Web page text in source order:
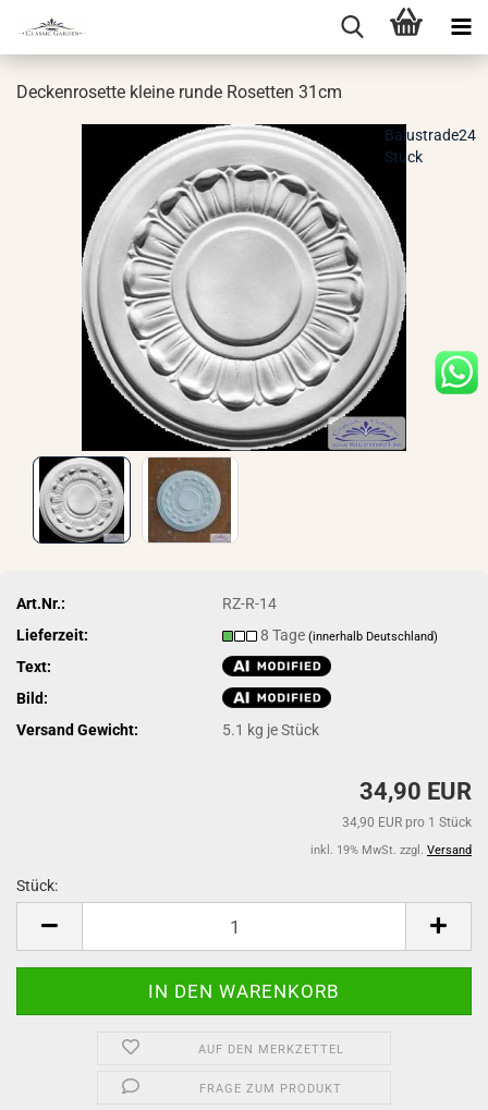
De­cken­ro­set­te klei­ne runde Ro­set­ten 31cm
Balustrade24
Stuck
Art.Nr.:
RZ-R-14
Lieferzeit:
8 Tage(innerhalb Deutschland)
Text:
Bild:
Versand Gewicht:
5.1 kg je Stück
34,90 EUR
34,90 EUR pro 1 Stück
inkl. 19% MwSt. zzgl. Versand
Stück:
AUF DEN MERKZETTEL
FRAGE ZUM PRODUKT